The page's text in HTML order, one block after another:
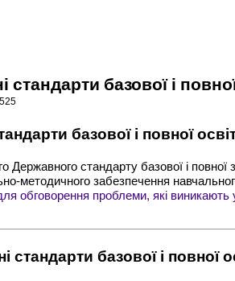
базової і
базової і повної
стандарту базової і
методичного забезпечення
обговорення проблеми, які
базової і повної